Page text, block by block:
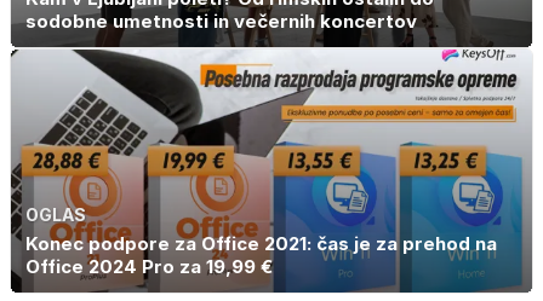
sodobne umetnosti in večernih koncertov
OGLAS
Konec podpore za Office 2021: čas je za prehod na
Office 2024 Pro za 19,99 €